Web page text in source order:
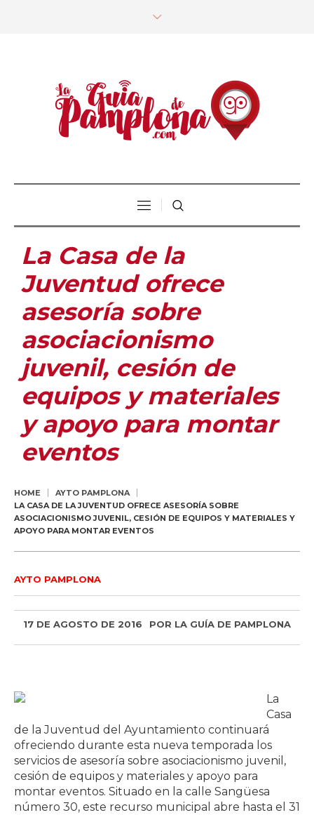
La Casa de la
Juventud ofrece
asesoría sobre
asociacionismo
juvenil, cesión de
equipos y materiales
y apoyo para montar
eventos
HOME
AYTO PAMPLONA
LA CASA DE LA JUVENTUD OFRECE ASESORÍA SOBRE
ASOCIACIONISMO JUVENIL, CESIÓN DE EQUIPOS Y MATERIALES Y
APOYO PARA MONTAR EVENTOS
AYTO PAMPLONA
17 DE AGOSTO DE 2016 POR LA GUÍA DE PAMPLONA
La
Casa
de la Juventud del Ayuntamiento continuará
ofreciendo durante esta nueva temporada los
servicios de asesoría sobre asociacionismo juvenil,
cesión de equipos y materiales y apoyo para
montar eventos. Situado en la calle Sangüesa
número 30, este recurso municipal abre hasta el 31